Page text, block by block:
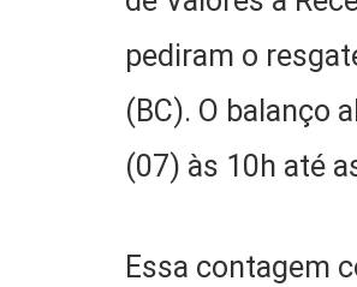
pediram o
(BC). O balanço
(07) às 10h até
Essa contagem